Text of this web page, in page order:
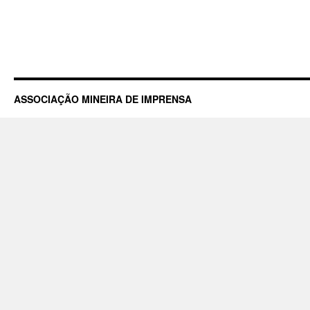
ASSOCIAÇÃO MINEIRA DE IMPRENSA